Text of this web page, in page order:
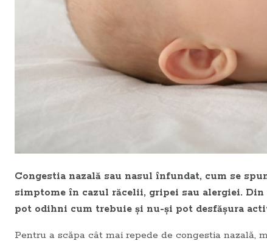
Congestia nazală sau nasul înfundat, cum se
simptome în cazul răcelii, gripei sau alergiei.
pot odihni cum trebuie şi nu-şi pot desfăşura
Pentru a scăpa cât mai repede de congestia nazală,